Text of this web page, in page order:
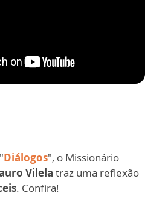
Diálogos", o Missionário
Vilela traz uma reflexão
. Confira!